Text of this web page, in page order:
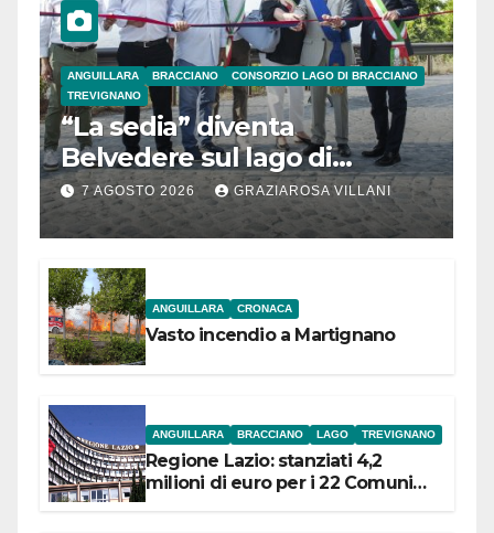
ANGUILLARA BRACCIANO
CONSORZIO LAGO DI BRACCIANO
TREVIGNANO
“La sedia” diventa
Belvedere sul lago di
Bracciano: ieri
l’inaugurazione
7 AGOSTO 2026 GRAZIAROSA VILLANI
ANGUILLARA CRONACA
Vasto incendio a Martignano
ANGUILLARA BRACCIANO LAGO TREVIGNANO
Regione Lazio: stanziati 4,2
milioni di euro per i 22 Comuni